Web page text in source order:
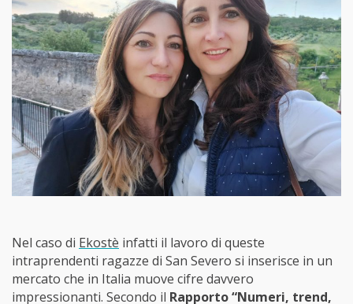
Nel caso di Ekostè infatti il lavoro di queste
intraprendenti ragazze di San Severo si inserisce in un
mercato che in Italia muove cifre davvero
impressionanti. Secondo il Rapporto “Numeri, trend,